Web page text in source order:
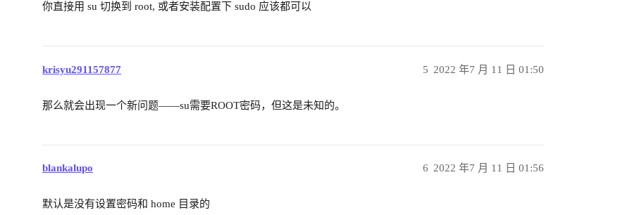
你直接用 su 切换到 root, 或者安装配置下 sudo 应该都可以
krisyu291157877 2022 年7 月 11 日 01:50
5
那么就会出现一个新问题——su需要ROOT密码，但这是未知的。
blankalupo 2022 年7 月 11 日 01:56
6
默认是没有设置密码和 home 目录的